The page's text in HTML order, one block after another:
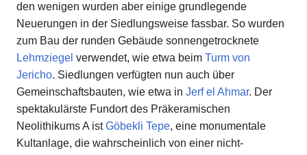
den wenigen wurden aber einige grundlegende
Neuerungen in der Siedlungsweise fassbar. So wurden
zum Bau der runden Gebäude sonnengetrocknete
Lehmziegel verwendet, wie etwa beim Turm von
Jericho. Siedlungen verfügten nun auch über
Gemeinschaftsbauten, wie etwa in Jerf el Ahmar. Der
spektakulärste Fundort des Präkeramischen
Neolithikums A istGöbekli Tepe, eine monumentale
Kultanlage, die wahrscheinlich von einer nicht-